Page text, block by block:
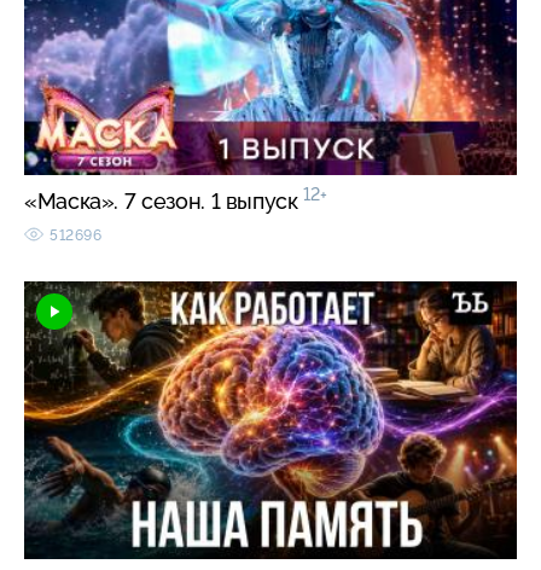
«Маска». 7 сезон. 1 выпуск 12+
512696